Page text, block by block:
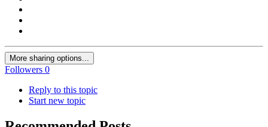
More sharing options...
Followers 0
Reply to this topic
Start new topic